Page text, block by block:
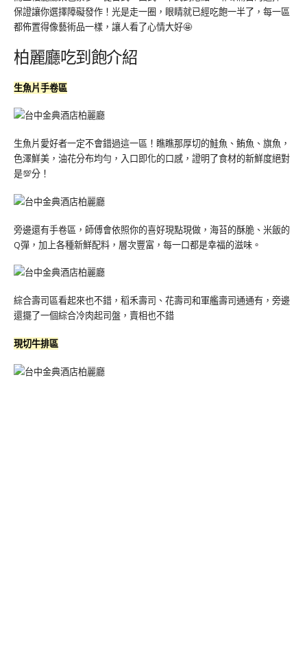
保證讓你選擇障礙發作！光是走一圈，眼睛就已經吃飽一半了，每一區
都佈置得像藝術品一樣，讓人看了心情大好🤩
柏麗廳吃到飽介紹
生魚片手卷區
生魚片愛好者一定不會錯過這一區！瞧瞧那厚切的鮭魚、鮪魚、旗魚，
色澤鮮美，油花分布均勻，入口即化的口感，證明了食材的新鮮度絕對
是💯分！
旁邊還有手卷區，師傅會依照你的喜好現點現做，海苔的酥脆、米飯的
Q彈，加上各種新鮮配料，層次豐富，每一口都是幸福的滋味。
綜合壽司區看起來也不錯，稻禾壽司、花壽司和軍艦壽司通通有，旁邊
還擺了一個綜合冷肉起司盤，賣相也不錯
現切牛排區